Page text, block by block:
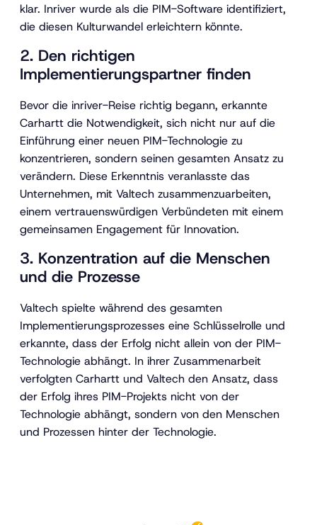
klar. Inriver wurde als die PIM-Software identifiziert,
die diesen Kulturwandel erleichtern könnte.
2. Den richtigen
Implementierungspartner finden
Bevor die inriver-Reise richtig begann, erkannte
Carhartt die Notwendigkeit, sich nicht nur auf die
Einführung einer neuen PIM-Technologie zu
konzentrieren, sondern seinen gesamten Ansatz zu
verändern. Diese Erkenntnis veranlasste das
Unternehmen, mit Valtech zusammenzuarbeiten,
einem vertrauenswürdigen Verbündeten mit einem
gemeinsamen Engagement für Innovation.
3. Konzentration auf die Menschen
und die Prozesse
Valtech spielte während des gesamten
Implementierungsprozesses eine Schlüsselrolle und
erkannte, dass der Erfolg nicht allein von der PIM-
Technologie abhängt. In ihrer Zusammenarbeit
verfolgten Carhartt und Valtech den Ansatz, dass
der Erfolg ihres PIM-Projekts nicht von der
Technologie abhängt, sondern von den Menschen
und Prozessen hinter der Technologie.